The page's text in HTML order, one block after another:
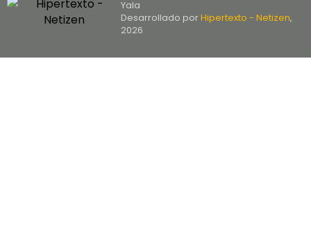
Yala
Desarrollado porHipertexto - Netizen,
2026